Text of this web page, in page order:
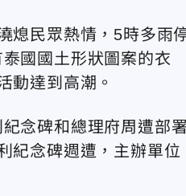
熄民眾熱情，5時多雨
國國土形狀圖案的衣
動達到高潮。
念碑和總理府周遭部署
紀念碑週遭，主辦單位